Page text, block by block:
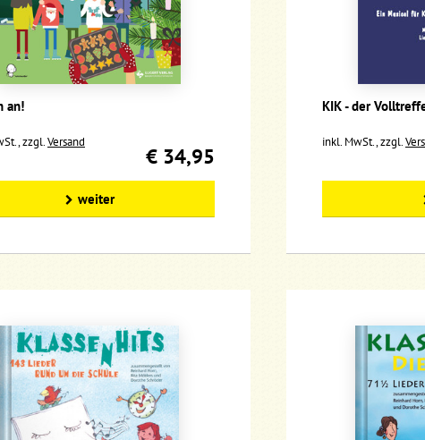
an!
zzgl.Versand
€ 34,95
weiter
KIK - der
inkl. MwSt., zzgl.